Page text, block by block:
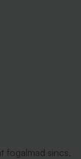
fogalmad sincs,